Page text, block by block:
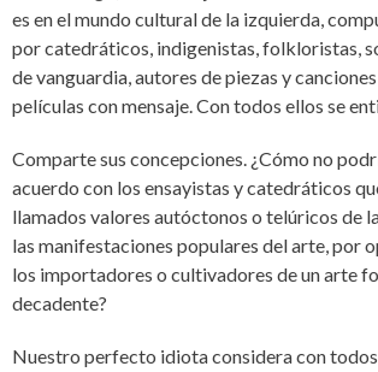
es en el mundo cultural de la izquierda,
por catedráticos, indigenistas, folkloristas,
de vanguardia, autores de piezas y
películas con mensaje. Con todos ellos se
Comparte sus concepciones. ¿Cómo no
acuerdo con los ensayistas y catedráticos
llamados valores autóctonos o telúricos de
las manifestaciones populares del arte, por
los importadores o cultivadores de un arte
decadente?
Nuestro perfecto idiota considera con